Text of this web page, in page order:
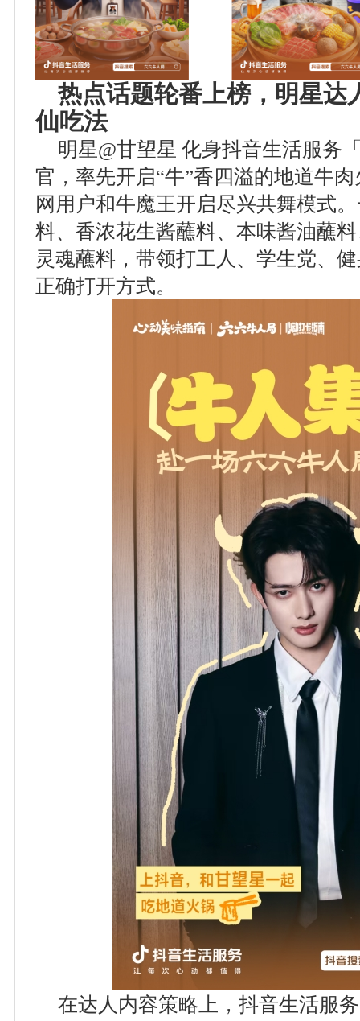
热点话题轮番上榜，明星达
仙吃法
明星@甘望星 化身抖音生活服务
官，率先开启“牛”香四溢的地道牛
网用户和牛魔王开启尽兴共舞模式
料、香浓花生酱蘸料、本味酱油蘸
灵魂蘸料，带领打工人、学生党、
正确打开方式。
在达人内容策略上，抖音生活服